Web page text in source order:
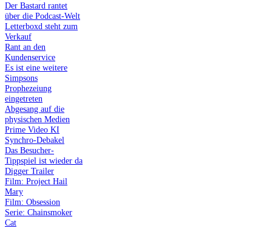
Der Bastard rantet
über die Podcast-Welt
Letterboxd steht zum
Verkauf
Rant an den
Kundenservice
Es ist eine weitere
Simpsons
Prophezeiung
eingetreten
Abgesang auf die
physischen Medien
Prime Video KI
Synchro-Debakel
Das Besucher-
Tippspiel ist wieder da
Digger Trailer
Film: Project Hail
Mary
Film: Obsession
Serie: Chainsmoker
Cat